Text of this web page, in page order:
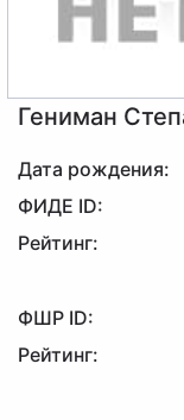
Гениман
Дата рождения:
ФИДЕ ID:
Рейтинг:
ФШР ID:
Рейтинг: